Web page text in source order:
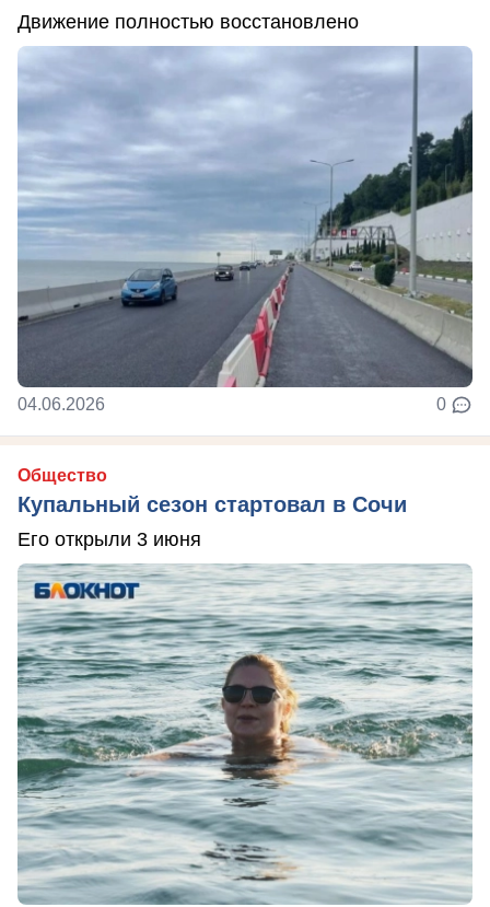
Движение полностью восстановлено
04.06.2026 0
Общество
Купальный сезон стартовал в Сочи
Его открыли 3 июня